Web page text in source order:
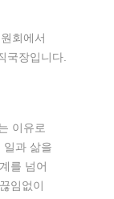
회에서
국장입니다.
이유로
일과 삶을
를 넘어
임없이